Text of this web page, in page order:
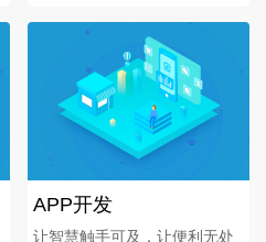
APP开发
让智慧触手可及，让便利无处